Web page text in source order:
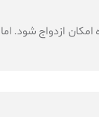
ازدواج شود. اما